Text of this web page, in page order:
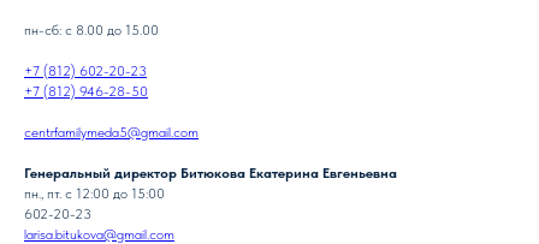
пн-сб: с 8.00 до 15.00
+7 (812) 602-20-23
+7 (812) 946-28-50
centrfamilymeda5@gmail.com
Генеральный директор Битюкова Екатерина Евгеньевна
пн., пт. с 12:00 до 15:00
602-20-23
larisa.bitukova@gmail.com